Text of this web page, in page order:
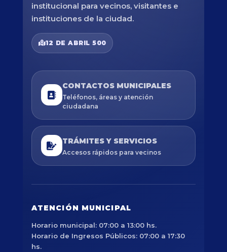
institucional para vecinos, visitantes e
instituciones de la ciudad.
12 DE ABRIL 500
CONTACTOS MUNICIPALES
Teléfonos, áreas y atención
ciudadana
TRÁMITES Y SERVICIOS
Accesos rápidos para vecinos
ATENCIÓN MUNICIPAL
Horario municipal: 07:00 a 13:00 hs.
Horario de Ingresos Públicos: 07:00 a 17:30
hs.